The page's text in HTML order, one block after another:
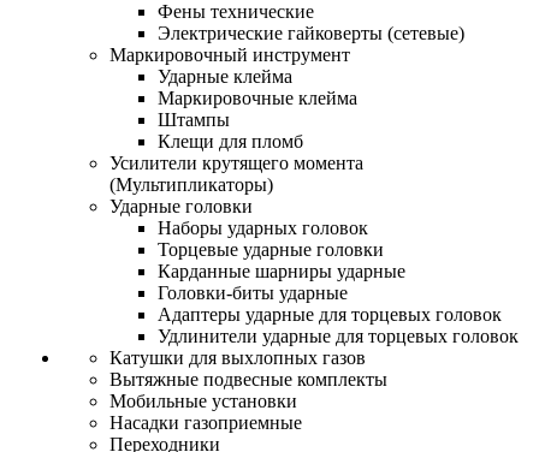
Фены технические
Электрические гайковерты (сетевые)
Маркировочный инструмент
Ударные клейма
Маркировочные клейма
Штампы
Клещи для пломб
Усилители крутящего момента
(Мультипликаторы)
Ударные головки
Наборы ударных головок
Торцевые ударные головки
Карданные шарниры ударные
Головки-биты ударные
Адаптеры ударные для торцевых головок
Удлинители ударные для торцевых головок
Катушки для выхлопных газов
Вытяжные подвесные комплекты
Мобильные установки
Насадки газоприемные
Переходники